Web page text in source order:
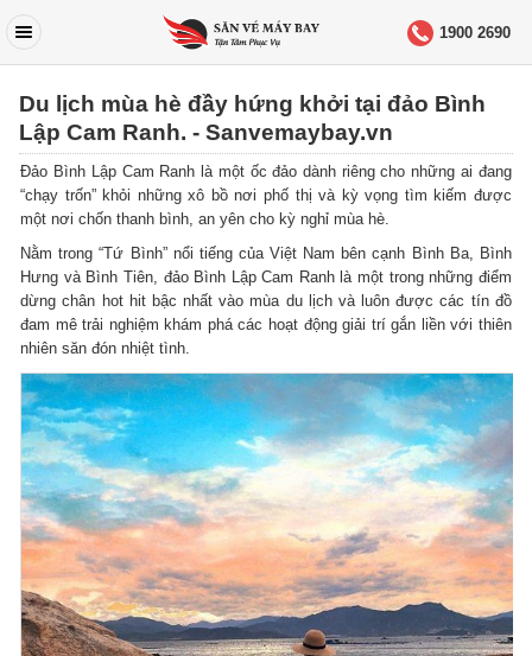
1900 2690
Du lịch mùa hè đầy hứng khởi tại đảo Bình
Lập Cam Ranh. - Sanvemaybay.vn
Đảo Bình Lập Cam Ranh là một ốc đảo dành riêng cho những ai đang
“chạy trốn” khỏi những xô bồ nơi phố thị và kỳ vọng tìm kiếm được
một nơi chốn thanh bình, an yên cho kỳ nghỉ mùa hè.
Nằm trong “Tứ Bình” nổi tiếng của Việt Nam bên cạnh Bình Ba, Bình
Hưng và Bình Tiên, đảo Bình Lập Cam Ranh là một trong những điểm
dừng chân hot hit bậc nhất vào mùa du lịch và luôn được các tín đồ
đam mê trải nghiệm khám phá các hoạt động giải trí gắn liền với thiên
nhiên săn đón nhiệt tình.